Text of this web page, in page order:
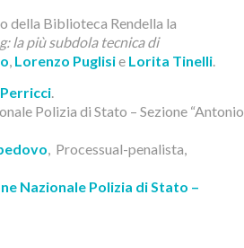
della Biblioteca Rendella la
la più subdola tecnica di
, Lorenzo Puglisie Lorita Tinelli.
Polizia di Stato – Sezione “Antonio
, Processual-penalista,
Nazionale Polizia di Stato –